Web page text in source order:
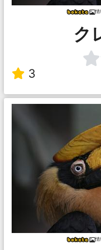
情
ク
3
情